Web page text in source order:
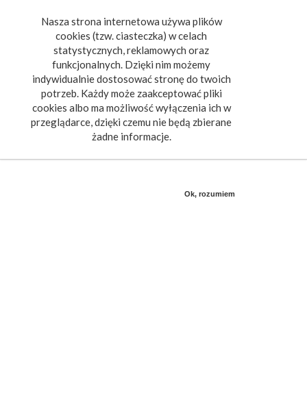
Nasza strona internetowa używa plików
cookies (tzw. ciasteczka) w celach
statystycznych, reklamowych oraz
funkcjonalnych. Dzięki nim możemy
indywidualnie dostosować stronę do twoich
potrzeb. Każdy może zaakceptować pliki
cookies albo ma możliwość wyłączenia ich w
przeglądarce, dzięki czemu nie będą zbierane
żadne informacje.
Ok, rozumiem